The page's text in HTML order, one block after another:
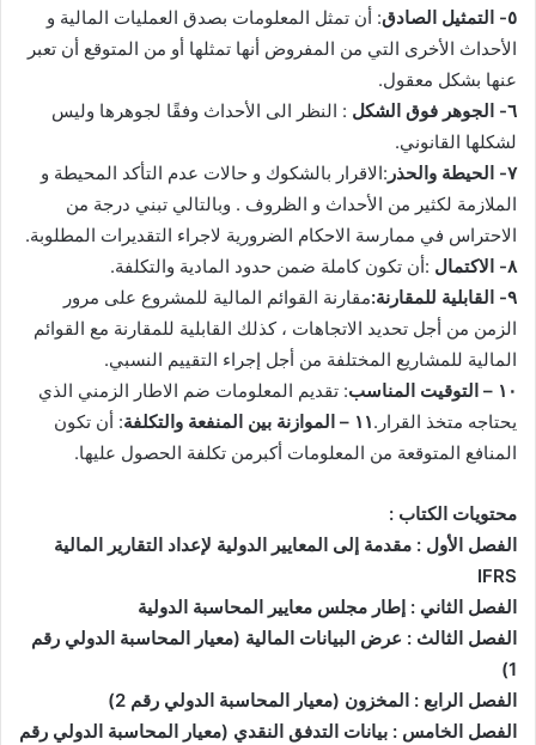
٥- التمثيل
الصادق: أن تمثل المعلومات بصدق العمليات المالية و
الأحداث الأخرى التي من المفروض أنها تمثلها أو من المتوقع أن تعبر
عنها بشكل معقول.
٦- الجوهر
فوق الشكل : النظر الى الأحداث وفقًا لجوهرها وليس
لشكلها القانوني.
٧- الحيطة
والحذر :الاقرار بالشكوك و حالات عدم التأكد المحيطة و
الملازمة لكثير من الأحداث و الظروف . وبالتالي تبني درجة من
الاحتراس في ممارسة الاحكام الضرورية لاجراء التقديرات المطلوبة.
٨- الاكتمال
:أن تكون كاملة ضمن حدود المادية والتكلفة.
٩- القابلية
للمقارنة:مقارنة القوائم المالية للمشروع على مرور
الزمن من أجل تحديد الاتجاهات ، كذلك القابلية للمقارنة مع القوائم
المالية للمشاريع المختلفة من أجل إجراء التقييم النسبي.
١٠ – التوقيت
المناسب: تقديم المعلومات ضم الاطار الزمني الذي
يحتاجه متخذ القرار.١١ – الموازنة بين المنفعة والتكلفة: أن تكون
المنافع المتوقعة من المعلومات أكبرمن تكلفة الحصول عليها.
محتويات الكتاب :
الفصل الأول : مقدمة إلى المعايير الدولية لإعداد التقارير المالية
IFRS
الفصل الثاني : إطار مجلس معايير المحاسبة الدولية
الفصل الثالث : عرض البيانات المالية (معيار المحاسبة الدولي رقم
1)
الفصل الرابع : المخزون (معيار المحاسبة الدولي رقم 2)
الفصل الخامس : بيانات التدفق النقدي (معيار المحاسبة الدولي رقم